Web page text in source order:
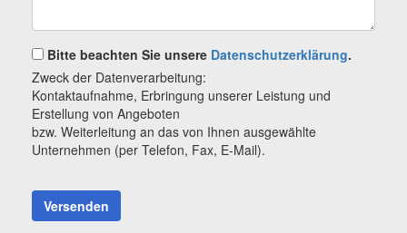
Bitte beachten Sie unsere Datenschutzerklärung.
Zweck der Datenverarbeitung:
Kontaktaufnahme, Erbringung unserer Leistung und
Erstellung von Angeboten
bzw. Weiterleitung an das von Ihnen ausgewählte
Unternehmen (per Telefon, Fax, E-Mail).
Versenden